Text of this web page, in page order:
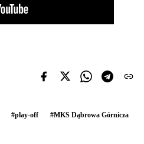
#play-off #MKS Dąbrowa Górnicza